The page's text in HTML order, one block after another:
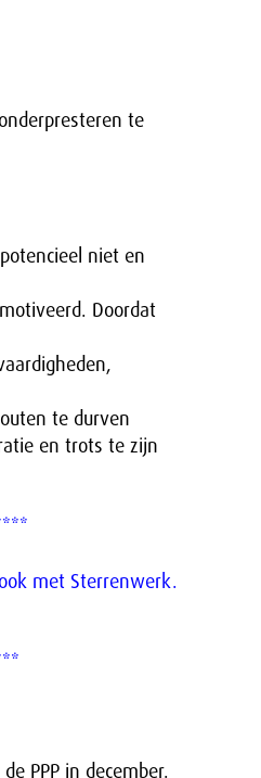
te
potencieel niet en
Doordat
fouten te durven
en trots te zijn
met Sterrenwerk.
PPP in december.